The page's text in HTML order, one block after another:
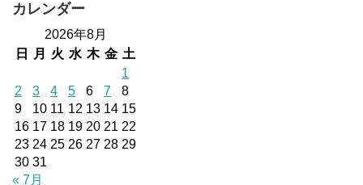
カレンダー
2026年8月
日
月 火 水 木 金 土
1
2
3 4 5 6 7
8
9
10 11 12 13 14 15
16 17 18 19 20 21 22
23 24 25 26 27 28 29
30 31
« 7月